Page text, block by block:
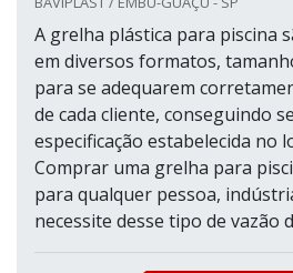
A grelha plástica para piscina
em diversos formatos,
para se adequarem
de cada cliente, conseguindo
especificação estabelecida no
Comprar uma grelha para
para qualquer pessoa,
necessite desse tipo de vazão